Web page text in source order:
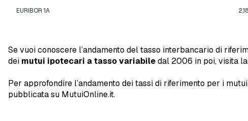
EURIBOR 1A
Se vuoi conoscere l’andamento del tasso interbancario di
dei mutui ipotecari a tasso variabiledal 2006 in poi, visita
Per approfondire l’andamento dei tassi di riferimento per i
pubblicata su MutuiOnline.it.